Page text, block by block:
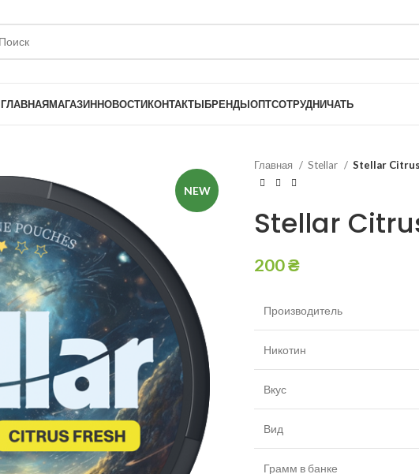
ГЛАВНАЯМАГАЗИННОВОСТИКОНТАКТЫБРЕНДЫОПТСОТРУДНИЧАТЬ
NEW
Главная Stellar Stellar
Stellar
200₴
Производитель
Никотин
Вкус
Вид
Грамм в банке